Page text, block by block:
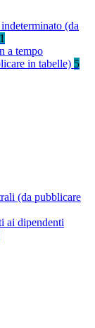
(da
a tempo
in tabelle) 5
(da pubblicare
ai dipendenti